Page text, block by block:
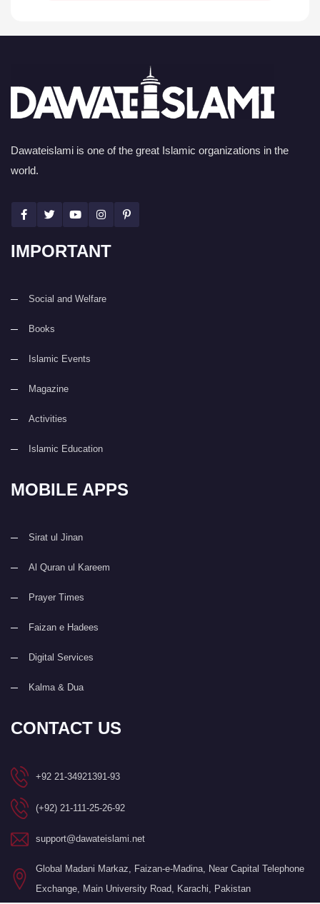
Dawateislami is one of the great Islamic organizations in the
world.
IMPORTANT
Social and Welfare
Books
Islamic Events
Magazine
Activities
Islamic Education
MOBILE APPS
Sirat ul Jinan
Al Quran ul Kareem
Prayer Times
Faizan e Hadees
Digital Services
Kalma & Dua
CONTACT US
+92 21-34921391-93
(+92) 21-111-25-26-92
support@dawateislami.net
Global Madani Markaz, Faizan-e-Madina, Near Capital Telephone
Exchange, Main University Road, Karachi, Pakistan